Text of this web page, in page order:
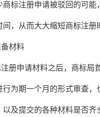
商标注册申请被驳回的可能
，从而大大缩短商标注册
备材料
册申请材料之后，商标局
行为期一个月的形式审查，
以及提交的各种材料是否齐